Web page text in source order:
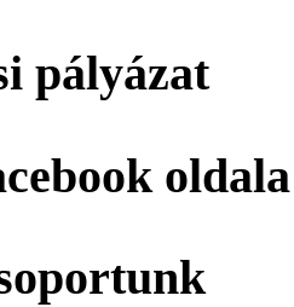
pályázat
oldala